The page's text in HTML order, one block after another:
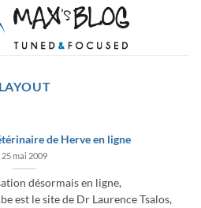
LAYOUT
de Herve en ligne
25 mai 2009
désormais en ligne,
est le site de Dr Laurence Tsalos,